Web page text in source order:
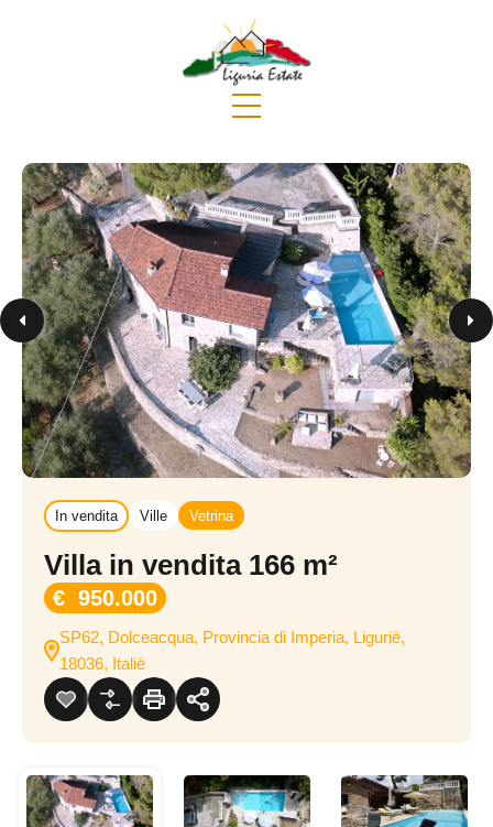
In vendita Ville Vetrina
Villa in vendita 166 m²
€ 950.000
SP62, Dolceacqua, Provincia di Imperia, Ligurië,
18036, Italië